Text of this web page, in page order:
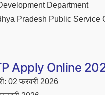
Department
Pradesh Public
Apply Online 2026
02 फरवरी 2026